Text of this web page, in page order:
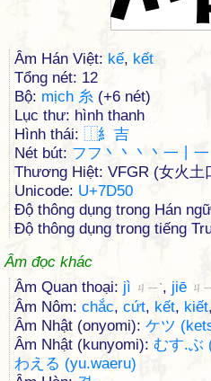
Âm Hán Việt: kế, kết
Tổng nét: 12
Bộ: mịch 糸 (+6 nét)
Lục thư: hình thanh
Hình thái: ⿰糹 吉
Nét bút: フフ丶丶丶丶一丨
Thương Hiệt: VFGR (女火土
Unicode: U+7D50
Độ thông dụng trong Hán
Độ thông dụng trong tiếng
Âm đọc khác
Âm Quan thoại: jì ㄐㄧˋ, jiē ㄐ
Âm Nôm: chắc, cứt, kết, kiết,
Âm Nhật (onyomi): ケツ
Âm Nhật (kunyomi): むす.ぶ
わえる (yu.waeru)